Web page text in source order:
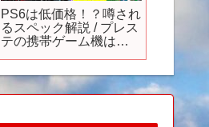
PS6は低価格！？噂され
るスペック解説 / プレス
テの携帯ゲーム機は同
か！？【ゲームニュー
スまとめ】